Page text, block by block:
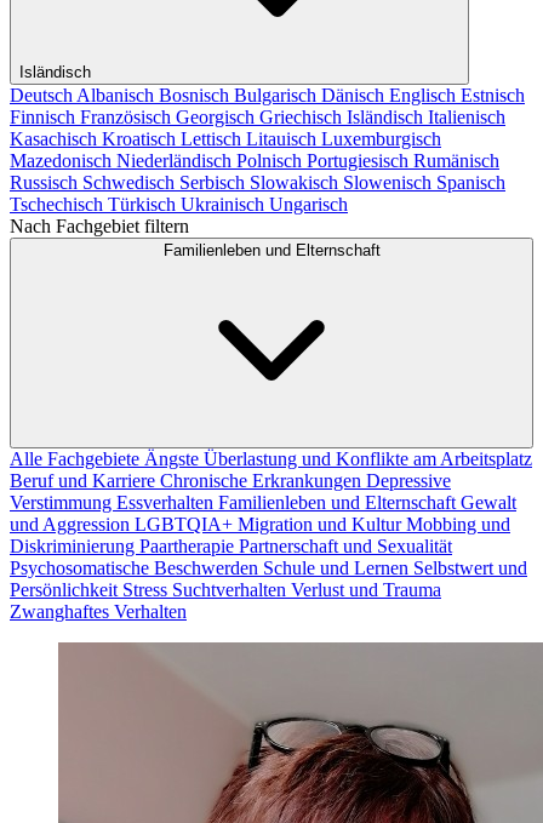
Isländisch
Deutsch Albanisch Bosnisch Bulgarisch Dänisch Englisch Estnisch
Finnisch Französisch Georgisch Griechisch Isländisch Italienisch
Kasachisch Kroatisch Lettisch Litauisch Luxemburgisch
Mazedonisch Niederländisch Polnisch Portugiesisch Rumänisch
Russisch Schwedisch Serbisch Slowakisch Slowenisch Spanisch
Tschechisch Türkisch Ukrainisch Ungarisch
Nach Fachgebiet filtern
Familienleben und Elternschaft
Alle Fachgebiete Ängste Überlastung und Konflikte am Arbeitsplatz
Beruf und Karriere Chronische Erkrankungen Depressive
Verstimmung Essverhalten Familienleben und Elternschaft Gewalt
und Aggression LGBTQIA+ Migration und KulturMobbing und
Diskriminierung Paartherapie Partnerschaft und Sexualität
Psychosomatische Beschwerden Schule und Lernen Selbstwert und
Persönlichkeit Stress Suchtverhalten Verlust und Trauma
Zwanghaftes Verhalten